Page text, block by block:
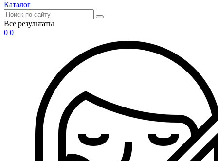
Каталог
Все результаты
0 0